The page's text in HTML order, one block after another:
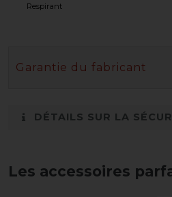
Respirant
Garantie du fabricant
DÉTAILS SUR LA
Les accessoires